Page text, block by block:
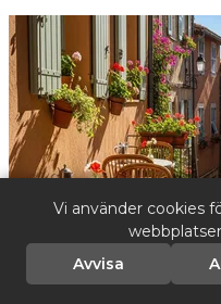
Vi använder cookies
Avvisa